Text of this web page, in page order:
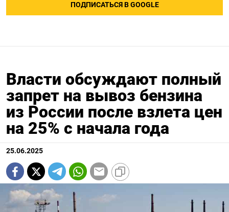
ПОДПИСАТЬСЯ В GOOGLE
Власти обсуждают полный
запрет на вывоз бензина
из России после взлета цен
на 25% с начала года
25.06.2025